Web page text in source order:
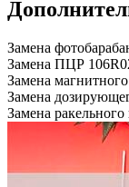
Замена
Замена ПЦР
Замена
Замена
Замена